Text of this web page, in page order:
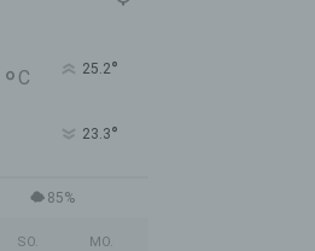
° C 25.2°
23.3°
85%
SO. MO.